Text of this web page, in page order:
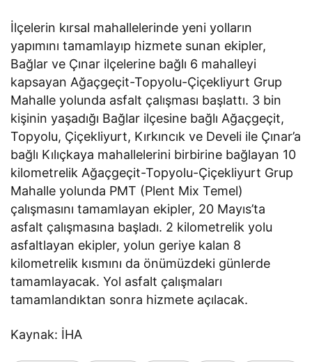
İlçelerin kırsal mahallelerinde yeni yolların
yapımını tamamlayıp hizmete sunan ekipler,
Bağlar ve Çınar ilçelerine bağlı 6 mahalleyi
kapsayan Ağaçgeçit-Topyolu-Çiçekliyurt Grup
Mahalle yolunda asfalt çalışması başlattı. 3 bin
kişinin yaşadığı Bağlar ilçesine bağlı Ağaçgeçit,
Topyolu, Çiçekliyurt, Kırkıncık ve Develi ile Çınar’a
bağlı Kılıçkaya mahallelerini birbirine bağlayan 10
kilometrelik Ağaçgeçit-Topyolu-Çiçekliyurt Grup
Mahalle yolunda PMT (Plent Mix Temel)
çalışmasını tamamlayan ekipler, 20 Mayıs’ta
asfalt çalışmasına başladı. 2 kilometrelik yolu
asfaltlayan ekipler, yolun geriye kalan 8
kilometrelik kısmını da önümüzdeki günlerde
tamamlayacak. Yol asfalt çalışmaları
tamamlandıktan sonra hizmete açılacak.
Kaynak: İHA